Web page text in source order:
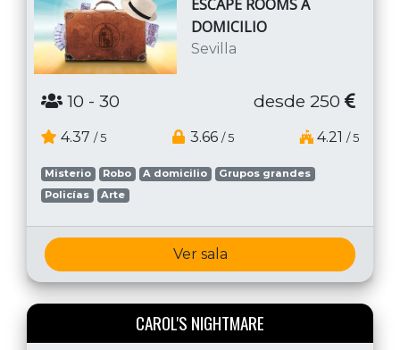
ESCAPE ROOMS A
DOMICILIO
Sevilla
10 - 30 desde 250
4.37 / 5 3.66 / 5 4.21 / 5
Misterio Robo A domicilio
Grupos grandes
Policías
Arte
Ver sala
CAROL'S NIGHTMARE